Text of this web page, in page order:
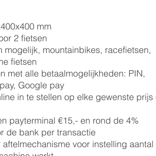
mm
2 fietsen
mogelijk, mountainbikes, racefietsen,
fietsen
met alle betaalmogelijkheden: PIN,
Google pay
in te stellen op elke gewenste prijs
payterminal €15,- en rond de 4%
de bank per transactie
voor instelling aantal